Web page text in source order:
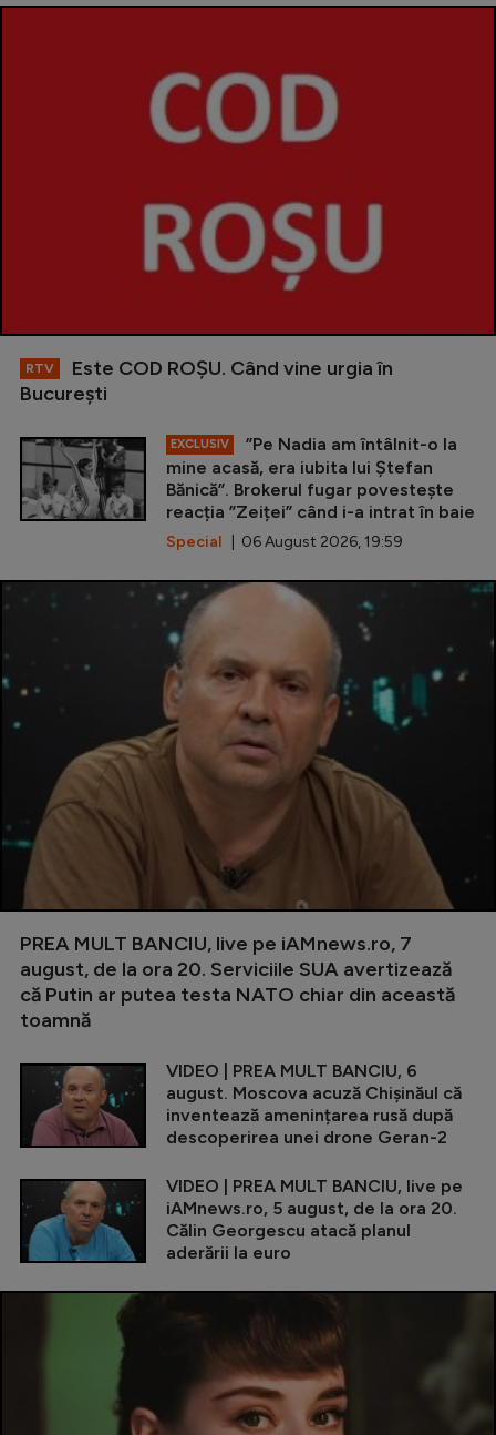
RTV
Este COD ROŞU. Când vine urgia în
Bucureşti
EXCLUSIV
”Pe Nadia am întâlnit-o la
mine acasă, era iubita lui Ștefan
Bănică”. Brokerul fugar povestește
reacția ”Zeiței” când i-a intrat în baie
Special | 06 August 2026, 19:59
PREA MULT BANCIU, live pe iAMnews.ro, 7
august, de la ora 20. Serviciile SUA avertizează
că Putin ar putea testa NATO chiar din această
toamnă
VIDEO | PREA MULT BANCIU, 6
august. Moscova acuză Chișinăul că
inventează amenințarea rusă după
descoperirea unei drone Geran-2
VIDEO | PREA MULT BANCIU, live pe
iAMnews.ro, 5 august, de la ora 20.
Călin Georgescu atacă planul
aderării la euro